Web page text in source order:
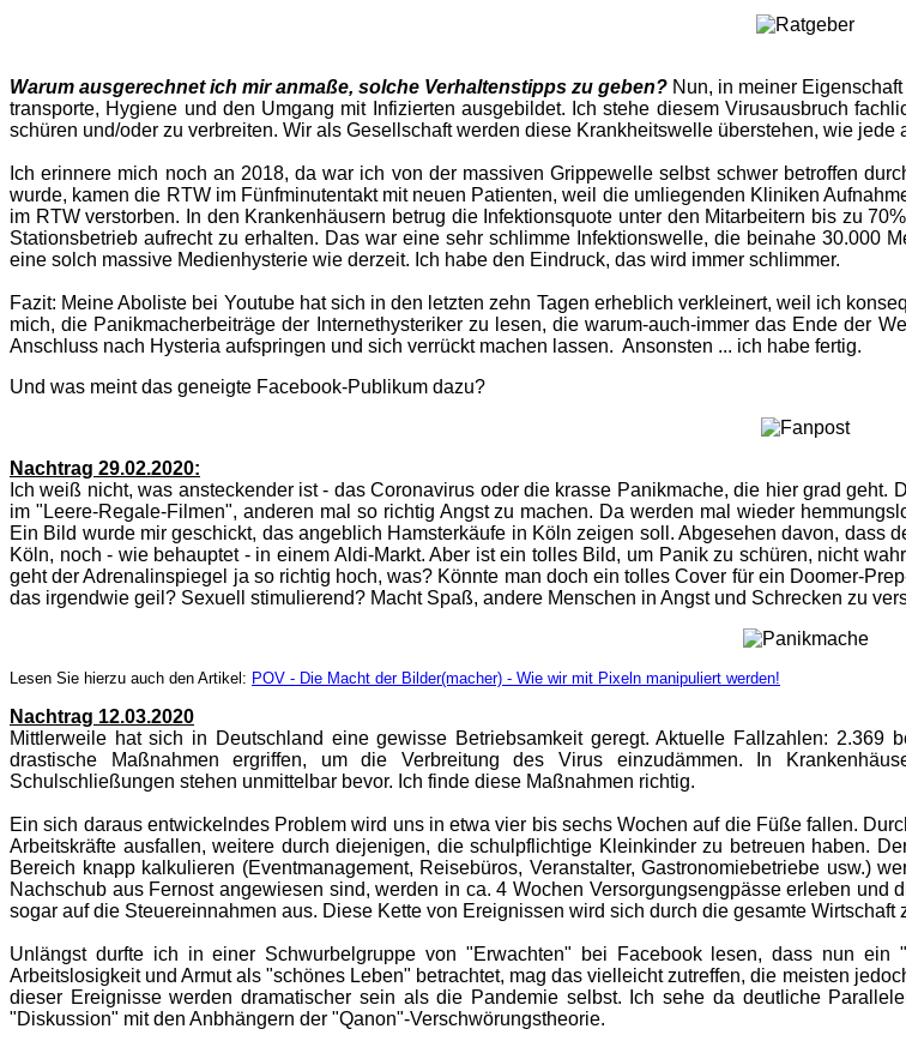
Warum ausgerechnet ich mir anmaße, solche Verhaltenstipps zu geben? Nun, in meiner
transporte, Hygiene und den Umgang mit Infizierten ausgebildet. Ich stehe diesem Virusausbruch
schüren und/oder zu verbreiten. Wir als Gesellschaft werden diese Krankheitswelle überstehen, wie jede
Ich erinnere mich noch an 2018, da war ich von der massiven Grippewelle selbst schwer betroffen
wurde, kamen die RTW im Fünfminutentakt mit neuen Patienten, weil die umliegenden Kliniken
im RTW verstorben. In den Krankenhäusern betrug die Infektionsquote unter den Mitarbeitern bis zu
Stationsbetrieb aufrecht zu erhalten. Das war eine sehr schlimme Infektionswelle, die beinahe 30.000
eine solch massive Medienhysterie wie derzeit. Ich habe den Eindruck, das wird immer schlimmer.
Fazit: Meine Aboliste bei Youtube hat sich in den letzten zehn Tagen erheblich verkleinert, weil ich
mich, die Panikmacherbeiträge der Internethysteriker zu lesen, die warum-auch-immer das Ende der
Anschluss nach Hysteria aufspringen und sich verrückt machen lassen. Ansonsten ... ich habe fertig.
Und was meint das geneigte Facebook-Publikum dazu?
Nachtrag 29.02.2020:
Ich weiß nicht, was ansteckender ist - das Coronavirus oder die krasse Panikmache, die hier grad
im "Leere-Regale-Filmen", anderen mal so richtig Angst zu machen. Da werden mal wieder
Ein Bild wurde mir geschickt, das angeblich Hamsterkäufe in Köln zeigen soll. Abgesehen davon, dass
Köln, noch - wie behauptet - in einem Aldi-Markt. Aber ist ein tolles Bild, um Panik zu schüren, nicht
geht der Adrenalinspiegel ja so richtig hoch, was? Könnte man doch ein tolles Cover für ein Doomer-
das irgendwie geil? Sexuell stimulierend? Macht Spaß, andere Menschen in Angst und Schrecken zu
Lesen Sie hierzu auch den Artikel: POV - Die Macht der Bilder(macher) - Wie wir mit Pixeln manipuliert werden!
Nachtrag 12.03.2020
Mittlerweile hat sich in Deutschland eine gewisse Betriebsamkeit geregt. Aktuelle Fallzahlen: 2.369
drastische Maßnahmen ergriffen, um die Verbreitung des Virus einzudämmen. In
Schulschließungen stehen unmittelbar bevor. Ich finde diese Maßnahmen richtig.
Ein sich daraus entwickelndes Problem wird uns in etwa vier bis sechs Wochen auf die Füße fallen.
Arbeitskräfte ausfallen, weitere durch diejenigen, die schulpflichtige Kleinkinder zu betreuen haben.
Bereich knapp kalkulieren (Eventmanagement, Reisebüros, Veranstalter, Gastronomiebetriebe usw.)
Nachschub aus Fernost angewiesen sind, werden in ca. 4 Wochen Versorgungsengpässe erleben
sogar auf die Steuereinnahmen aus. Diese Kette von Ereignissen wird sich durch die gesamte
Unlängst durfte ich in einer Schwurbelgruppe von "Erwachten" bei Facebook lesen, dass nun
Arbeitslosigkeit und Armut als "schönes Leben" betrachtet, mag das vielleicht zutreffen, die meisten
dieser Ereignisse werden dramatischer sein als die Pandemie selbst. Ich sehe da deutliche
"Diskussion" mit den Anbhängern der "Qanon"-Verschwörungstheorie.